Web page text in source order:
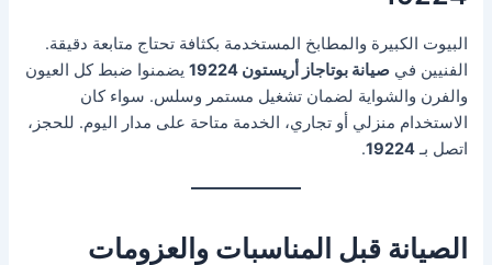
البيوت الكبيرة والمطابخ المستخدمة بكثافة تحتاج متابعة دقيقة.
الفنيين فيصيانة بوتاجاز أريستون 19224
يضمنوا ضبط كل العيون
والفرن والشواية لضمان تشغيل مستمر وسلس. سواء كان
الاستخدام منزلي أو تجاري، الخدمة متاحة على مدار اليوم. للحجز،
اتصل بـ19224
.
الصيانة قبل المناسبات والعزومات